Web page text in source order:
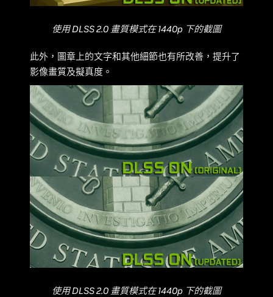
使用 DLSS 2.0 畫質模式在 1440p 下的截圖
此外，圖章上的文字和其他細節也有所改善，提升了
影像畫質及擬真度。
使用 DLSS 2.0 畫質模式在 1440p 下的截圖